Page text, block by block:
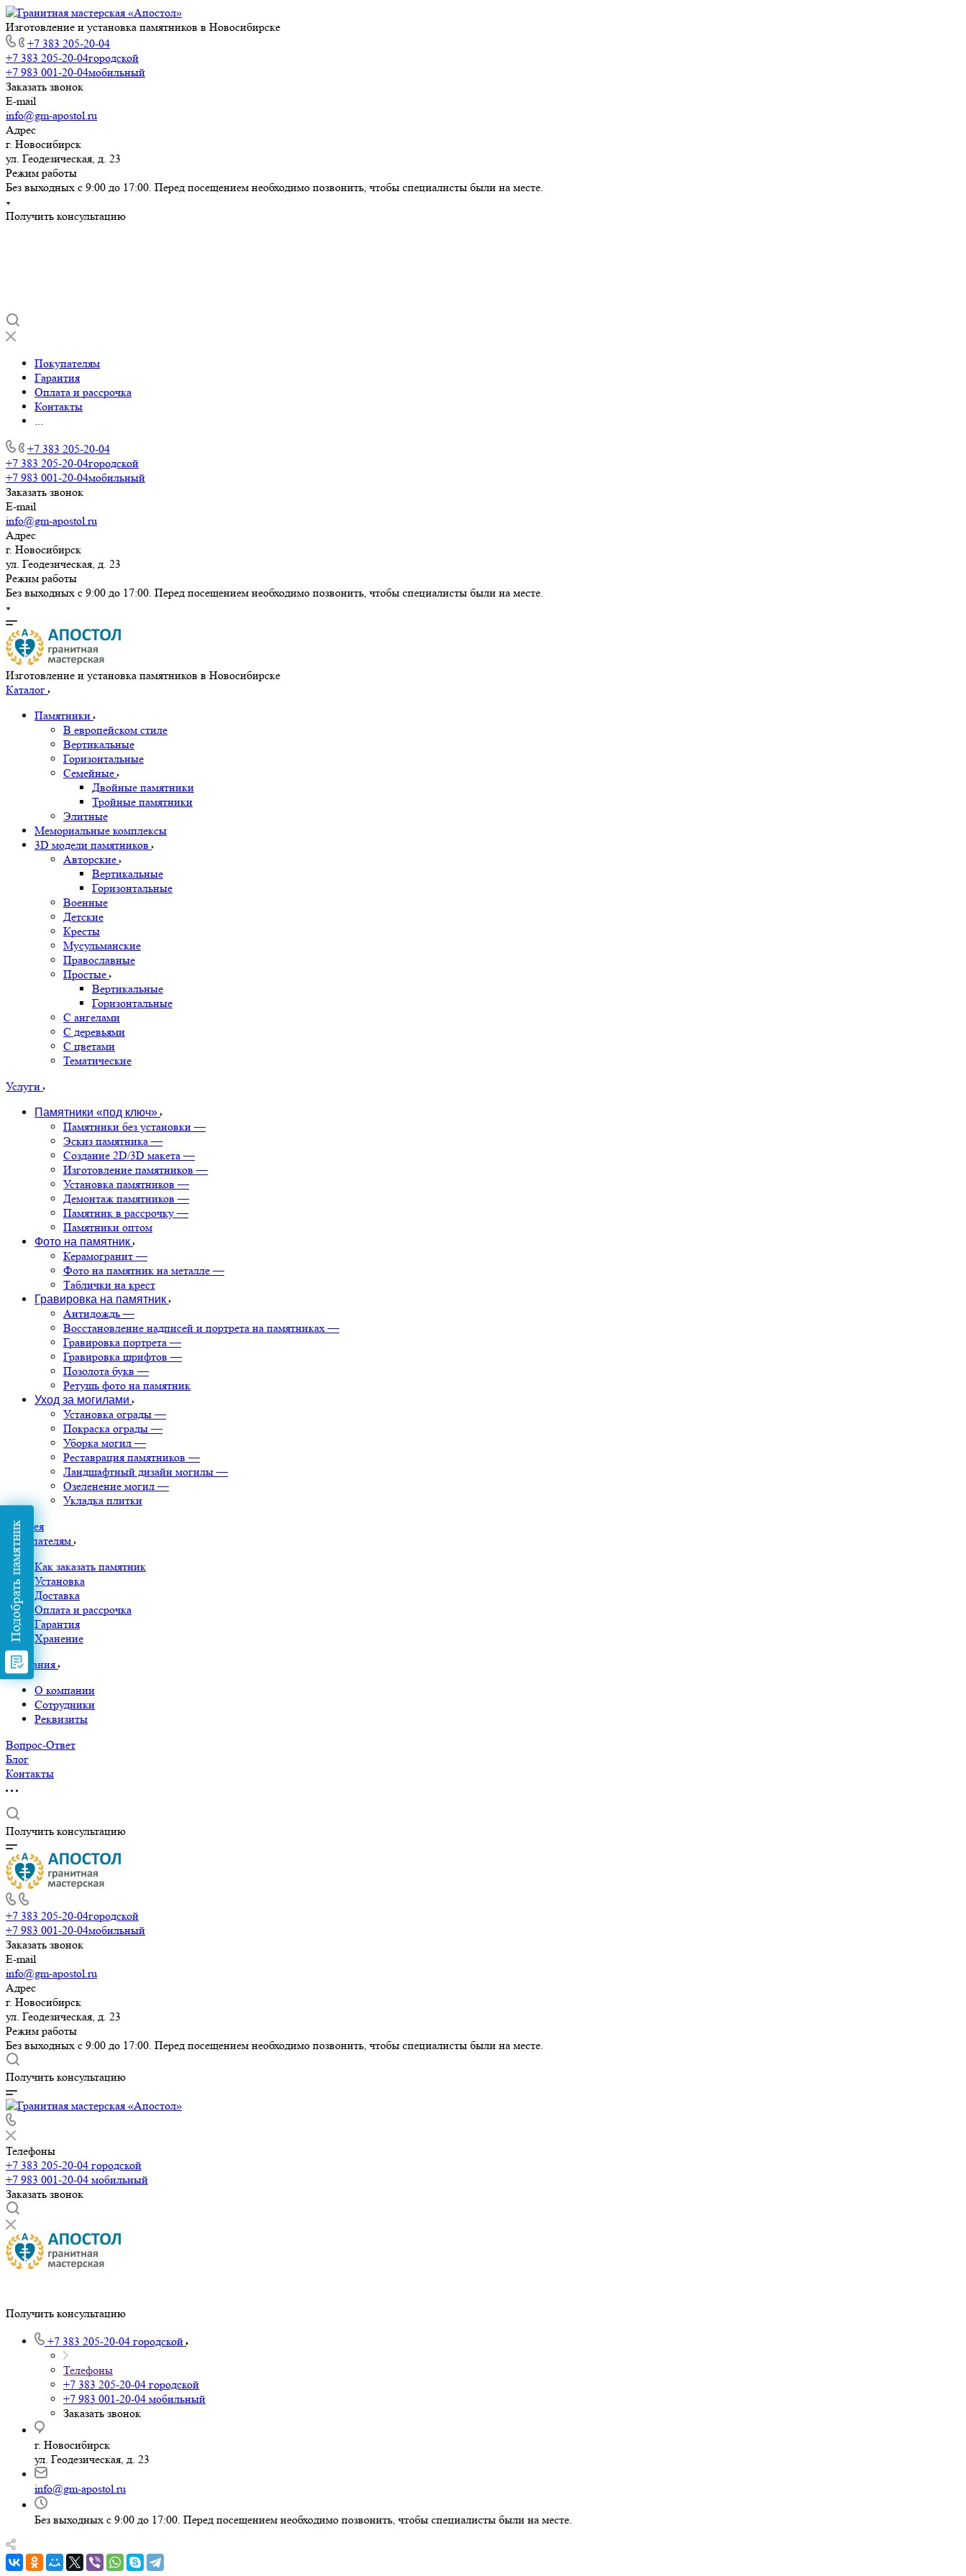
Подобрать памятник
Изготовление и установка памятников в Новосибирске
+7 383 205-20-04
+7 383 205-20-04городской
+7 983 001-20-04мобильный
Заказать звонок
E-mail
info@gm-apostol.ru
Адрес
г. Новосибирск
ул. Геодезическая, д. 23
Режим работы
Без выходных с 9:00 до 17:00. Перед посещением необходимо позвонить, чтобы специалисты были на месте.
Получить консультацию
Покупателям
Гарантия
Оплата и рассрочка
Контакты
...
+7 383 205-20-04
+7 383 205-20-04городской
+7 983 001-20-04мобильный
Заказать звонок
E-mail
info@gm-apostol.ru
Адрес
г. Новосибирск
ул. Геодезическая, д. 23
Режим работы
Без выходных с 9:00 до 17:00. Перед посещением необходимо позвонить, чтобы специалисты были на месте.
Изготовление и установка памятников в Новосибирске
Каталог
Памятники
В европейском стиле
Вертикальные
Горизонтальные
Семейные
Двойные памятники
Тройные памятники
Элитные
Мемориальные комплексы
3D модели памятников
Авторские
Вертикальные
Горизонтальные
Военные
Детские
Кресты
Мусульманские
Православные
Простые
Вертикальные
Горизонтальные
С ангелами
С деревьями
С цветами
Тематические
Услуги
Памятники «под ключ»
Памятники без установки —
Эскиз памятника —
Создание 2D/3D макета —
Изготовление памятников —
Установка памятников —
Демонтаж памятников —
Памятник в рассрочку —
Памятники оптом
Фото на памятник
Керамогранит —
Фото на памятник на металле —
Таблички на крест
Гравировка на памятник
Антидождь —
Восстановление надписей и портрета на памятниках —
Гравировка портрета —
Гравировка шрифтов —
Позолота букв —
Ретушь фото на памятник
Уход за могилами
Установка ограды —
Покраска ограды —
Уборка могил —
Реставрация памятников —
Ландшафтный дизайн могилы —
Озеленение могил —
Укладка плитки
Галерея
Покупателям
Как заказать памятник
Установка
Доставка
Оплата и рассрочка
Гарантия
Хранение
Компания
О компании
Сотрудники
Реквизиты
Вопрос-Ответ
Блог
Контакты
Получить консультацию
+7 383 205-20-04городской
+7 983 001-20-04мобильный
Заказать звонок
E-mail
info@gm-apostol.ru
Адрес
г. Новосибирск
ул. Геодезическая, д. 23
Режим работы
Без выходных с 9:00 до 17:00. Перед посещением необходимо позвонить, чтобы специалисты были на месте.
Получить консультацию
Телефоны
+7 383 205-20-04 городской
+7 983 001-20-04 мобильный
Заказать звонок
Получить консультацию
+7 383 205-20-04 городской
Телефоны
+7 383 205-20-04 городской
+7 983 001-20-04 мобильный
Заказать звонок
г. Новосибирск
ул. Геодезическая, д. 23
info@gm-apostol.ru
Без выходных с 9:00 до 17:00. Перед посещением необходимо позвонить, чтобы специалисты были на месте.